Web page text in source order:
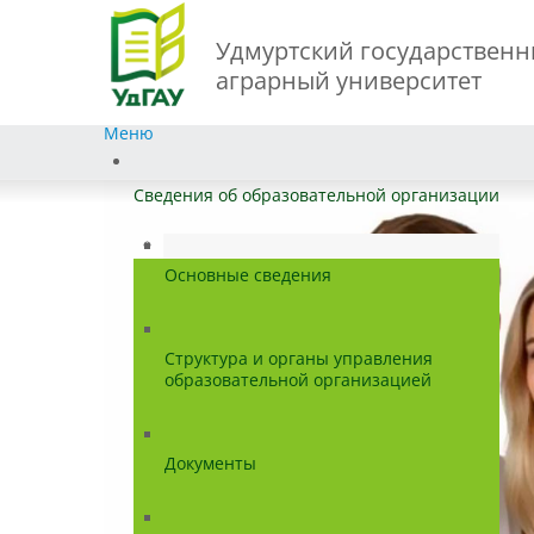
Удмуртский
аграрный университет
Меню
Сведения об образовательной организации
Основные сведения
Структура и органы управления
образовательной организацией
Документы